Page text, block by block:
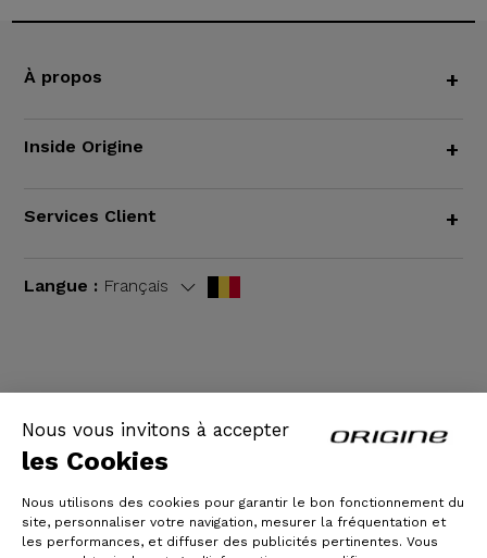
Nous vous invitons à accepter
les Cookies
Nous utilisons des cookies pour garantir le bon fonctionnement du
site, personnaliser votre navigation, mesurer la fréquentation et
les performances, et diffuser des publicités pertinentes. Vous
À propos +
Inside Origine +
Services Client +
Langue : Français